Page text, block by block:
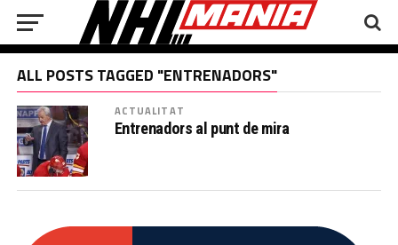
ALL POSTS TAGGED "ENTRENADORS"
ACTUALITAT
Entrenadors al punt de mira